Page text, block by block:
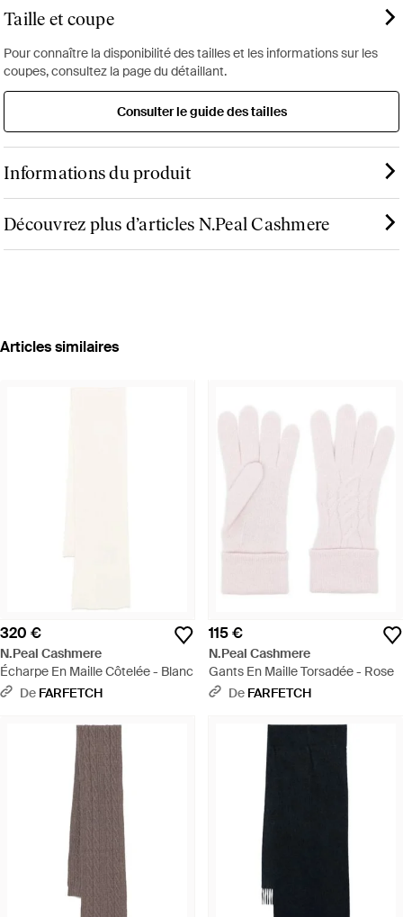
Taille et coupe
Pour connaître la disponibilité des tailles et les informations sur les
coupes, consultez la page du détaillant.
Consulter le guide des tailles
Informations du produit
Découvrez plus d’articles N.Peal Cashmere
Articles similaires
320 €
N.Peal Cashmere
Écharpe En Maille Côtelée - Blanc
De FARFETCH
115 €
N.Peal Cashmere
Gants En Maille Torsadée - Rose
De FARFETCH